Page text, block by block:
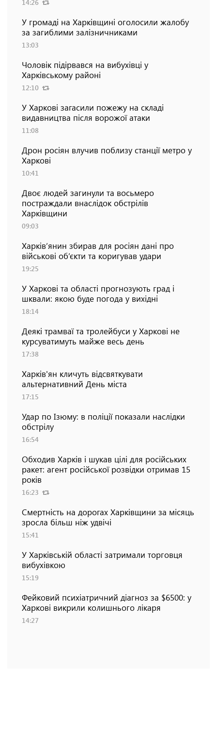
14:26
У громаді на Харківщині оголосили жалобу
за загиблими залізничниками
13:03
Чоловік підірвався на вибухівці у
Харківському районі
12:10
У Харкові загасили пожежу на складі
видавництва після ворожої атаки
11:08
Дрон росіян влучив поблизу станції метро у
Харкові
10:41
Двоє людей загинули та восьмеро
постраждали внаслідок обстрілів
Харківщини
09:03
Харків’янин збирав для росіян дані про
військові об’єкти та коригував удари
19:25
У Харкові та області прогнозують град і
шквали: якою буде погода у вихідні
18:14
Деякі трамваї та тролейбуси у Харкові не
курсуватимуть майже весь день
17:38
Харків'ян кличуть відсвяткувати
альтернативний День міста
17:15
Удар по Ізюму: в поліції показали наслідки
обстрілу
16:54
Обходив Харків і шукав цілі для російських
ракет: агент російської розвідки отримав 15
років
16:23
Смертність на дорогах Харківщини за місяць
зросла більш ніж удвічі
15:41
У Харківській області затримали торговця
вибухівкою
15:19
Фейковий психіатричний діагноз за $6500: у
Харкові викрили колишнього лікаря
14:27